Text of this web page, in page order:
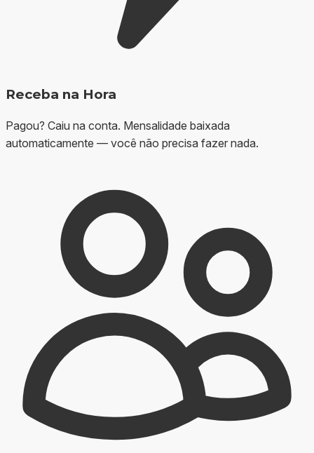
Receba na Hora
Pagou? Caiu na conta. Mensalidade baixada
automaticamente — você não precisa fazer nada.